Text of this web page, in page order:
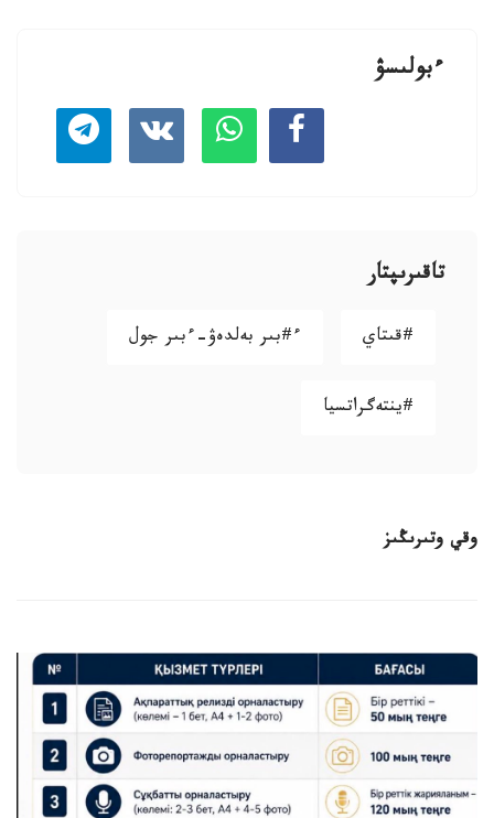
ءبولىسۋ
تاقىرىپتار
#قىتاي ء#بىر بەلدەۋ-ءبىر جول
#ينتەگراتسيا
وقي وتىرىڭىز